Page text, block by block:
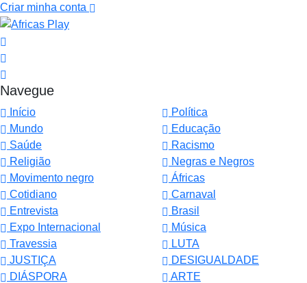
Criar minha conta
Navegue
Início
Política
Mundo
Educação
Saúde
Racismo
Religião
Negras e Negros
Movimento negro
Áfricas
Cotidiano
Carnaval
Entrevista
Brasil
Expo Internacional
Música
Travessia
LUTA
JUSTIÇA
DESIGUALDADE
DIÁSPORA
ARTE